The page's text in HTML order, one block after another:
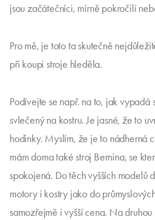
jsou začátečníci, mírně pokročilí
Pro mě, je toto ta skutečně
při koupi stroje hleděla.
Podívejte se např. na to, jak vypadá
svlečený na kostru. Je jasné, že to
hodinky. Myslím, že je to nádherná
mám doma také stroj Bernina, se
spokojená. Do těch vyšších modelů
motory i kostry jako do
samozřejmě i vyšší cena. Na